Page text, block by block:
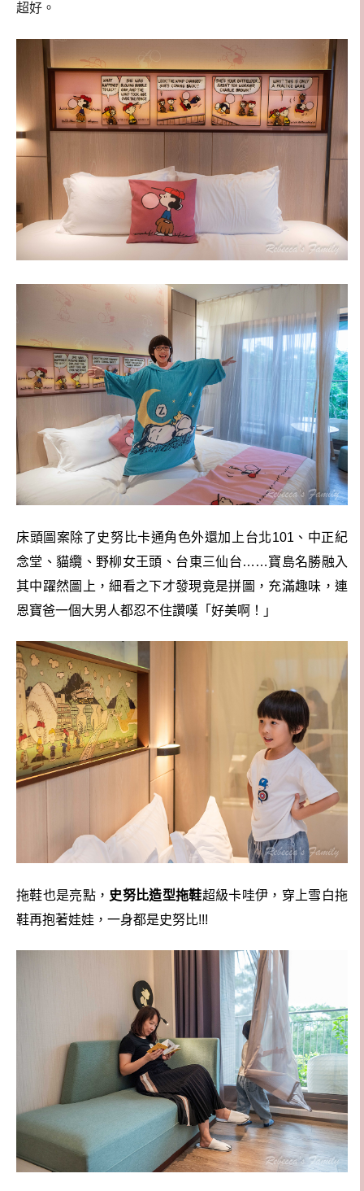
超好。
床頭圖案除了史努比卡通角色外還加上台北101、中正紀
念堂、貓纜、野柳女王頭、台東三仙台……寶島名勝融入
其中躍然圖上，細看之下才發現竟是拼圖，充滿趣味，連
恩寶爸一個大男人都忍不住讚嘆「好美啊！」
拖鞋也是亮點， 史努比造型拖鞋超級卡哇伊，穿上雪白拖
鞋再抱著娃娃，一身都是史努比!!!